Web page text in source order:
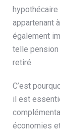
appartenant
également
telle pension
retiré.
C’est
il est
économies